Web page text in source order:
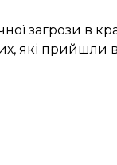
загрози в
які прийшли